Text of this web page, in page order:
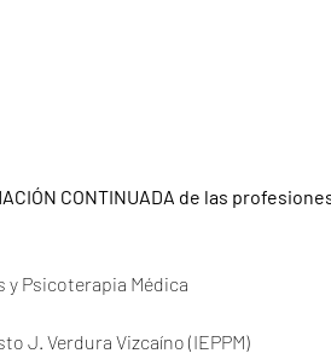
CONTINUADA de las
Psicoterapia Médica
J. Verdura Vizcaíno (IEPPM)